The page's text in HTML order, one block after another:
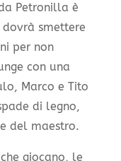
Petronilla è
dovrà smettere
per non
con una
Marco e Tito
di legno,
del maestro.
giocano, le